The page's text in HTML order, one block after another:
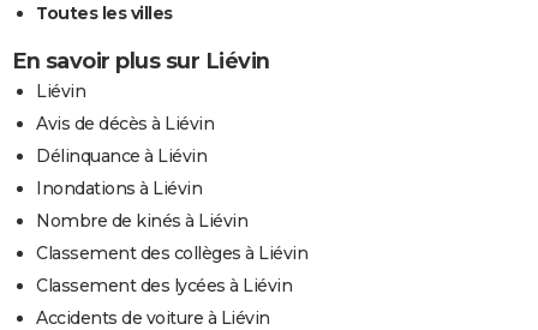
Toutes les villes
En savoir plus sur Liévin
Liévin
Avis de décès à Liévin
Délinquance à Liévin
Inondations à Liévin
Nombre de kinés à Liévin
Classement des collèges à Liévin
Classement des lycées à Liévin
Accidents de voiture à Liévin